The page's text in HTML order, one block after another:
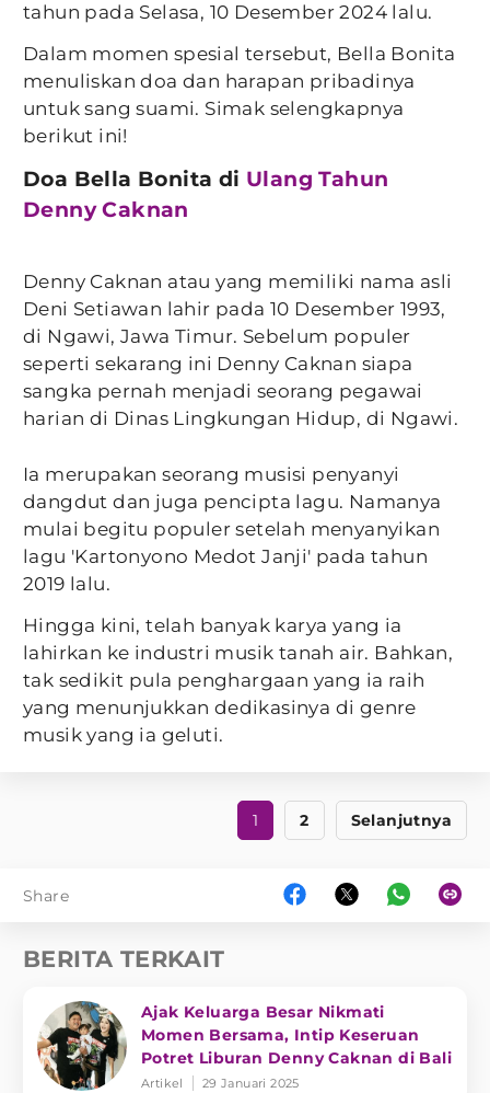
tahun pada Selasa, 10 Desember 2024 lalu.
Dalam momen spesial tersebut, Bella Bonita
menuliskan doa dan harapan pribadinya
untuk sang suami. Simak selengkapnya
berikut ini!
Doa Bella Bonita di Ulang Tahun
Denny Caknan
Denny Caknan atau yang memiliki nama asli
Deni Setiawan lahir pada 10 Desember 1993,
di Ngawi, Jawa Timur. Sebelum populer
seperti sekarang ini Denny Caknan siapa
sangka pernah menjadi seorang pegawai
harian di Dinas Lingkungan Hidup, di Ngawi.
Ia merupakan seorang musisi penyanyi
dangdut dan juga pencipta lagu. Namanya
mulai begitu populer setelah menyanyikan
lagu 'Kartonyono Medot Janji' pada tahun
2019 lalu.
Hingga kini, telah banyak karya yang ia
lahirkan ke industri musik tanah air. Bahkan,
tak sedikit pula penghargaan yang ia raih
yang menunjukkan dedikasinya di genre
musik yang ia geluti.
1 2 Selanjutnya
Share
BERITA TERKAIT
Ajak Keluarga Besar Nikmati
Momen Bersama, Intip Keseruan
Potret Liburan Denny Caknan di Bali
Artikel 29 Januari 2025